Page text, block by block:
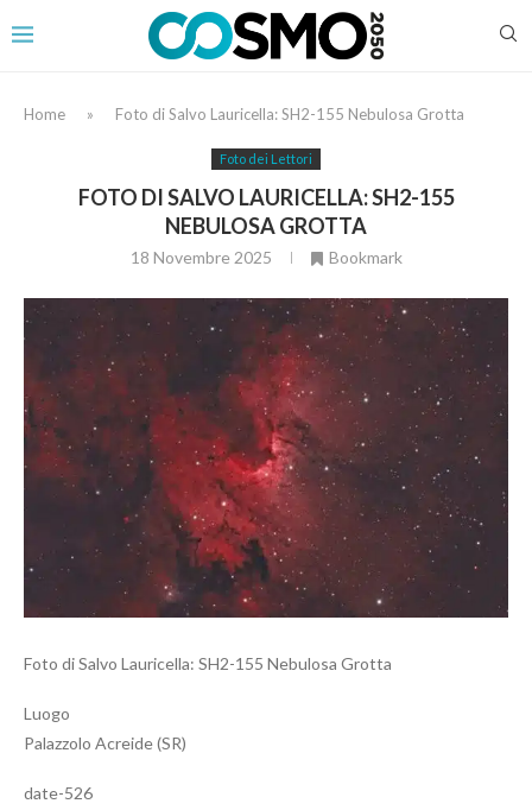
Home » Foto di Salvo Lauricella: SH2-155 Nebulosa Grotta
Foto dei Lettori
FOTO DI SALVO LAURICELLA: SH2-155
NEBULOSA GROTTA
18 Novembre 2025 Bookmark
Foto di Salvo Lauricella: SH2-155 Nebulosa Grotta
Luogo
Palazzolo Acreide (SR)
date-526